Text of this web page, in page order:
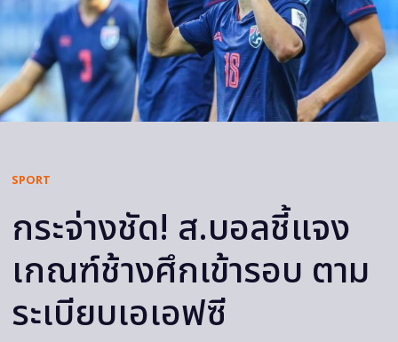
SPORT
กระจ่างชัด! ส.บอลชี้แจง
เกณฑ์ช้างศึกเข้ารอบ ตาม
ระเบียบเอเอฟซี